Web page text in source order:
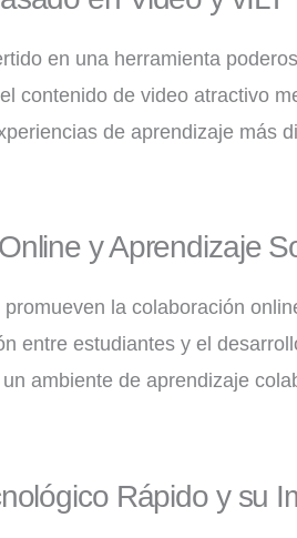
en una herramienta
contenido de video atractivo
de aprendizaje más
y Aprendizaje
la colaboración
entre estudiantes y el
ambiente de aprendizaje
Rápido y su